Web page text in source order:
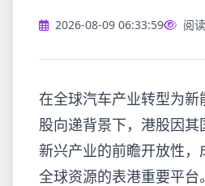
2026-08-09 06:33:59 阅
在全球汽车产业转型为
股向递背景下，港股因
新兴产业的前瞻开放性
全球资源的表港重要平台